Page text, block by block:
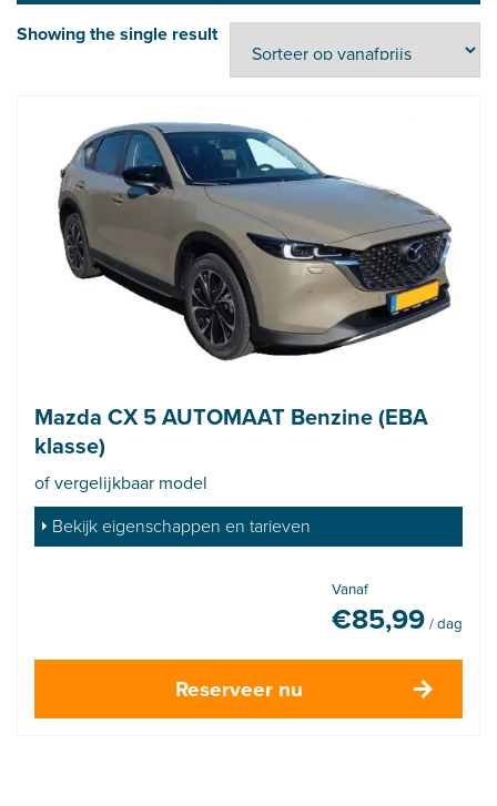
Showing the single result
Mazda CX 5 AUTOMAAT Benzine (EBA
klasse)
of vergelijkbaar model
Bekijk eigenschappen en tarieven
Vanaf
€85,99 / dag
Reserveer nu